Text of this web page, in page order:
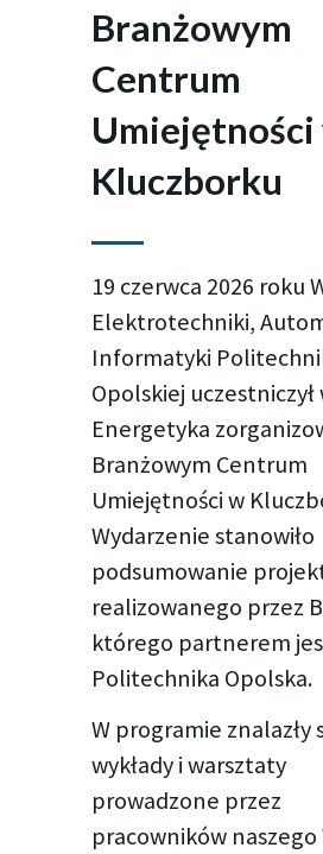
Branżowym
Centrum
Umiejętności
Kluczborku
19 czerwca 2026 roku
Elektrotechniki,
Informatyki
Opolskiej uczestniczył
Energetyka
Branżowym Centrum
Umiejętności w
Wydarzenie stanowiło
podsumowanie
realizowanego przez
którego partnerem
Politechnika Opolska.
W programie znalazły
wykłady i warsztaty
prowadzone przez
pracowników naszego